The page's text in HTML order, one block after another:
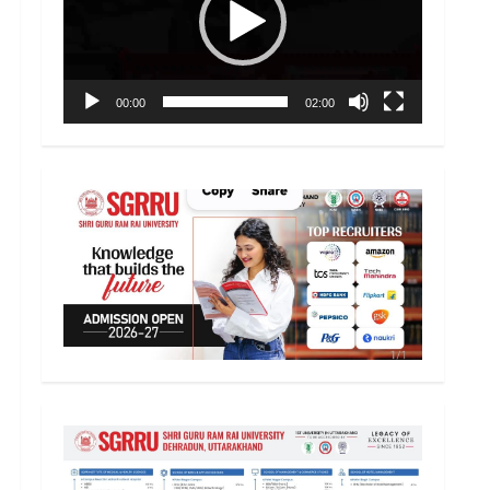
00:00 02:00